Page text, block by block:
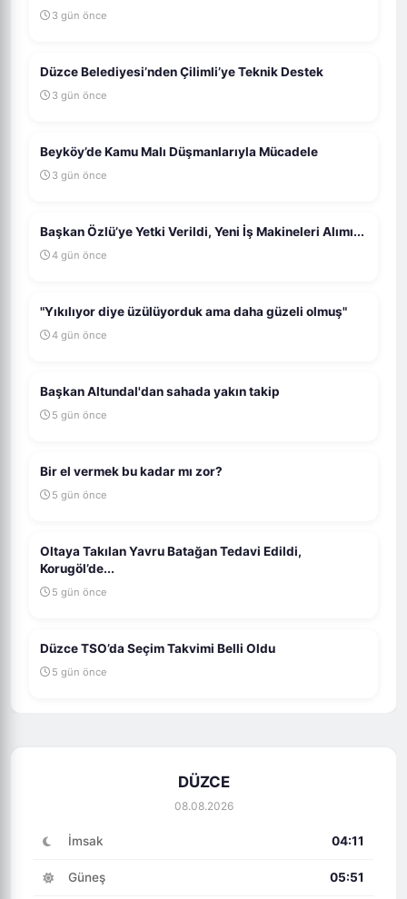
3 gün önce
Düzce Belediyesi’nden Çilimli’ye Teknik Destek
3 gün önce
Beyköy’de Kamu Malı Düşmanlarıyla Mücadele
3 gün önce
Başkan Özlü’ye Yetki Verildi, Yeni İş Makineleri Alımı...
4 gün önce
"Yıkılıyor diye üzülüyorduk ama daha güzeli olmuş"
4 gün önce
Başkan Altundal'dan sahada yakın takip
5 gün önce
Bir el vermek bu kadar mı zor?
5 gün önce
Oltaya Takılan Yavru Batağan Tedavi Edildi,
Korugöl’de...
5 gün önce
Düzce TSO’da Seçim Takvimi Belli Oldu
5 gün önce
DÜZCE
08.08.2026
İmsak 04:11
Güneş 05:51